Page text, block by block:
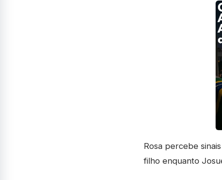
Rosa percebe
filho enquanto